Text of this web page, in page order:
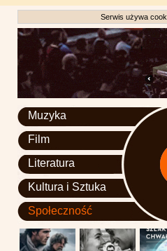
Serwis używa
Muzyka
Film
Literatura
Kultura i Sztuka
Społeczność